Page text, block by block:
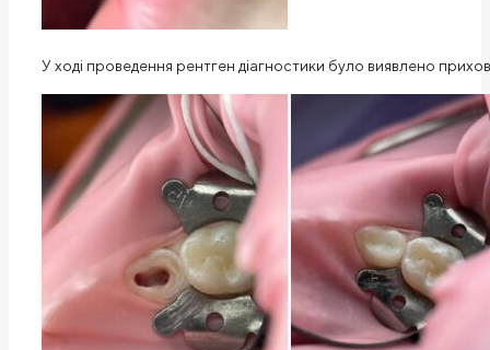
У ході проведення рентген діагностики було виявлено